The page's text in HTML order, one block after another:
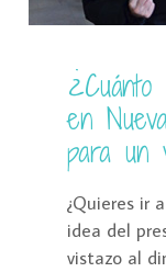
en
para un
¿Quieres ir
idea del
vistazo al